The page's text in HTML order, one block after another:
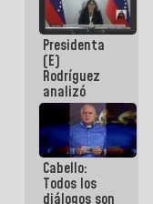
acuerdan
primer
encuentro
presencial
para el
diálogo
Presidenta
(E)
Rodríguez
analizó
junto a
gobernadores
planes de
recuperación
del Sistema
Eléctrico
Cabello:
Todos los
diálogos son